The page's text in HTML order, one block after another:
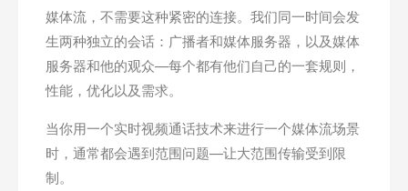
媒体流，不需要这种紧密的连接。我们同一时间会发
生两种独立的会话：广播者和媒体服务器，以及媒体
服务器和他的观众—每个都有他们自己的一套规则，
性能，优化以及需求。
当你用一个实时视频通话技术来进行一个媒体流场景
时，通常都会遇到范围问题—让大范围传输受到限
制。